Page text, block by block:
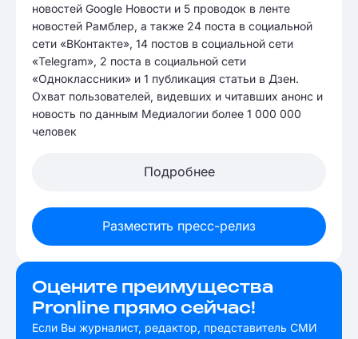
новостей Google Новости и 5 проводок в ленте
новостей Рамблер, а также 24 поста в социальной
сети «ВКонтакте», 14 постов в социальной сети
«Telegram», 2 поста в социальной сети
«Одноклассники» и 1 публикация статьи в Дзен.
Охват пользователей, видевших и читавших анонс и
новость по данным Медиалогии более 1 000 000
человек
Подробнее
Разместить пресс-релиз
Оцените преимущества
Pronline прямо сейчас!
Если Вы журналист, редактор, представитель СМИ